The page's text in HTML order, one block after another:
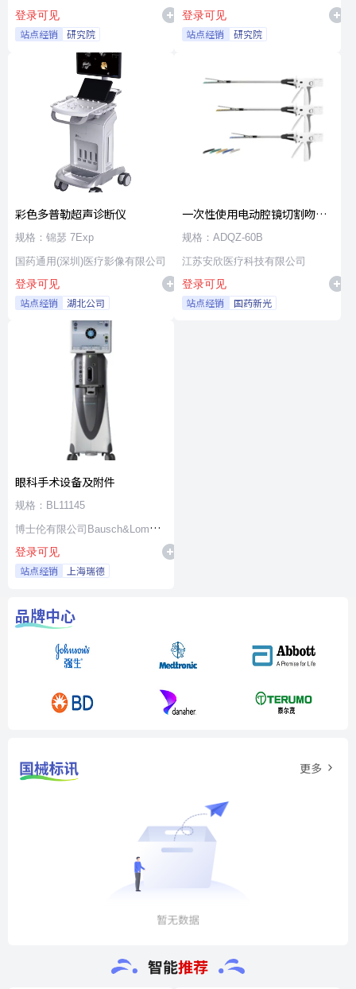
登录可见
站点经销 研究院
司
登录可见
站点经销 研究院
彩色多普勒超声诊断仪
规格：锦瑟 7Exp
国药通用(深圳)医疗影像有限公司
登录可见
站点经销 湖北公司
一次性使用电动腔镜切割吻合
器及组件
规格：ADQZ-60B
江苏安欣医疗科技有限公司
登录可见
站点经销 国药新光
眼科手术设备及附件
规格：BL11145
博士伦有限公司Bausch&Lomb
Incorporated
登录可见
站点经销 上海瑞德
品牌中心